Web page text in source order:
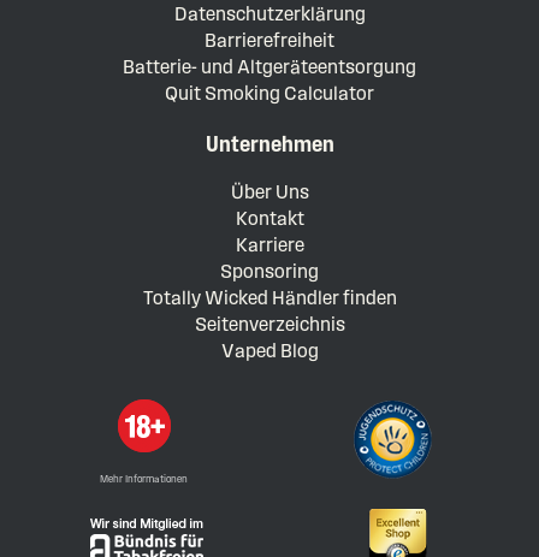
Datenschutzerklärung
Barrierefreiheit
Batterie- und Altgeräteentsorgung
Quit Smoking Calculator
Unternehmen
Über Uns
Kontakt
Karriere
Sponsoring
Totally Wicked Händler finden
Seitenverzeichnis
Vaped Blog
Mehr Informationen